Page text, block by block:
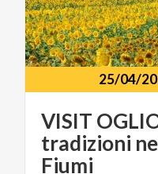
25/04/
VISIT
tradizioni
Fiumi